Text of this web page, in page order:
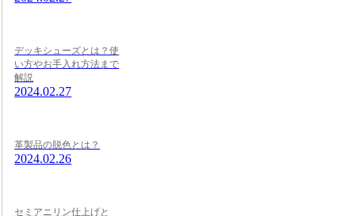
デッキシューズとは？使
い方やお手入れ方法まで
解説
2024.02.27
革製品の脱色とは？
2024.02.26
セミアニリン仕上げと